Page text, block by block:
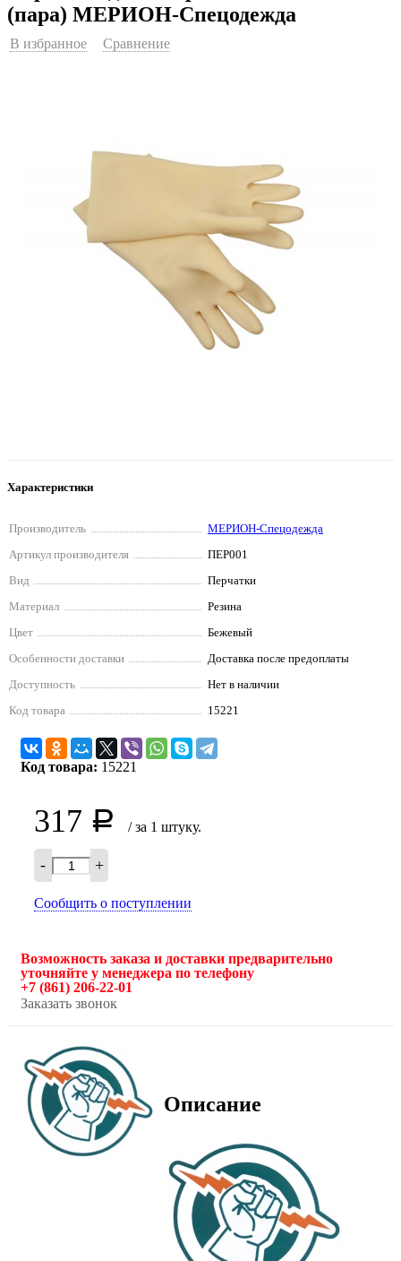
(пара) МЕРИОН-Спецодежда
В избранное Сравнение
Характеристики
Производитель
МЕРИОН-Спецодежда
Артикул производителя
ПЕР001
Вид
Перчатки
Материал
Резина
Цвет
Бежевый
Особенности доставки
Доставка после предоплаты
Доступность
Нет в наличии
Код товара
15221
Код товара: 15221
317 Р / за 1 штуку.
- +
Сообщить о поступлении
Возможность заказа и доставки предварительно
уточняйте у менеджера по телефону
+7 (861) 206-22-01
Заказать звонок
Описание